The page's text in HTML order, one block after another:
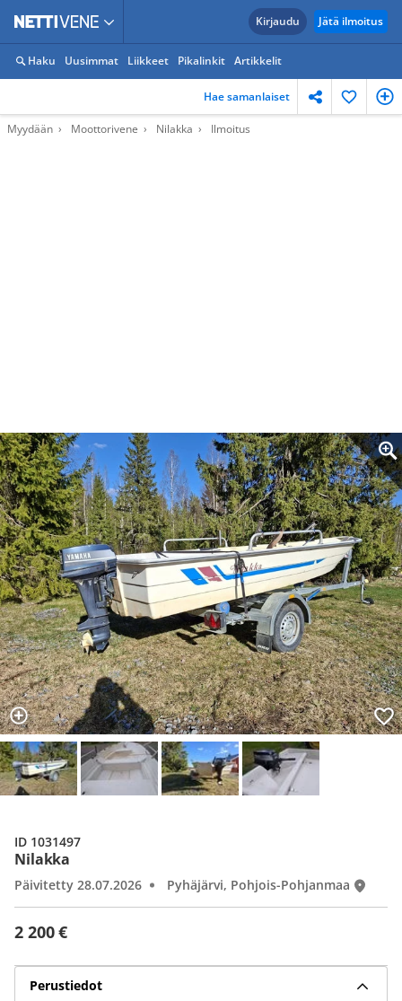
Kirjaudu Jätä ilmoitus
Haku Uusimmat Liikkeet Pikalinkit Artikkelit
Hae samanlaiset
Myydään Moottorivene Nilakka Ilmoitus
Nilakka
2 200 €
Päivitetty 28.07.2026 Pyhäjärvi, Pohjois-Pohjanmaa
ID 1031497
Perustiedot